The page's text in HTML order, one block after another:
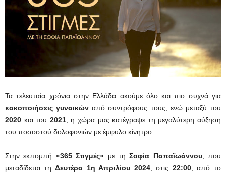
Τα τελευταία χρόνια στην Ελλάδα ακούμε όλο και πιο συχνά για
κακοποιήσεις γυναικών από συντρόφους τους, ενώ μεταξύ του
2020 και του 2021, η χώρα μας κατέγραψε τη μεγαλύτερη αύξηση
του ποσοστού δολοφονιών με έμφυλο κίνητρο.
Στην εκπομπή «365 Στιγμές» με τηΣοφία Παπαϊωάννου, που
μεταδίδεται τηΔευτέρα 1η Απριλίου 2024, στις 22:00, από το